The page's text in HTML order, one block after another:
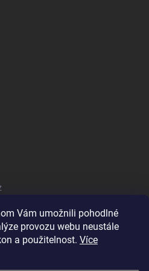
Vám umožnili pohodlné
provozu webu neustále
a použitelnost. Více
vykurovadla.cz/
vykurovadla.cz/